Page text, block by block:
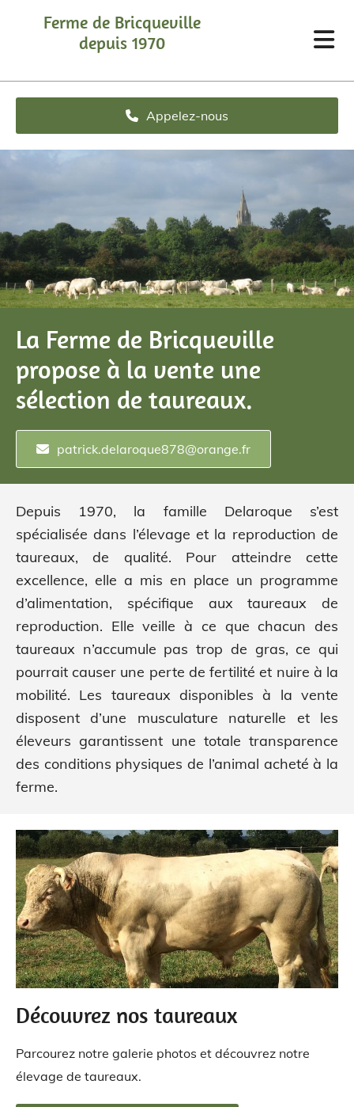
Ferme de Bricqueville
depuis 1970
Appelez-nous
La Ferme de Bricqueville
propose à la vente une
sélection de taureaux.
patrick.delaroque878@orange.fr
Depuis 1970, la famille Delaroque s’est
spécialisée dans l’élevage et la reproduction de
taureaux, de qualité. Pour atteindre cette
excellence, elle a mis en place un programme
d’alimentation, spécifique aux taureaux de
reproduction. Elle veille à ce que chacun des
taureaux n’accumule pas trop de gras, ce qui
pourrait causer une perte de fertilité et nuire à la
mobilité. Les taureaux disponibles à la vente
disposent d’une musculature naturelle et les
éleveurs garantissent une totale transparence
des conditions physiques de l’animal acheté à la
ferme.
Découvrez nos taureaux
Parcourez notre galerie photos et découvrez notre
élevage de taureaux.